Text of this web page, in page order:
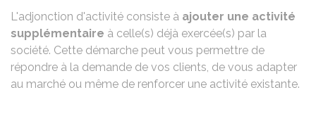
L'adjonction d'activité consiste à ajouter une activité
supplémentaire à celle(s) déjà exercée(s) par la
société. Cette démarche peut vous permettre de
répondre à la demande de vos clients, de vous adapter
au marché ou même de renforcer une activité existante.